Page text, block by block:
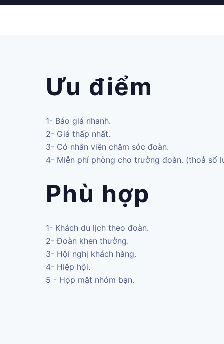
Ưu điểm
1- Báo giá nhanh.
2- Giá thấp nhất.
3- Có nhân viên chăm sóc đoàn.
4- Miễn phí phòng cho trưởng đoàn. (thoả số
Phù hợp
1- Khách du lịch theo đoàn.
2- Đoàn khen thưởng.
3- Hội nghị khách hàng.
4- Hiệp hội.
5 - Họp mặt nhóm bạn.